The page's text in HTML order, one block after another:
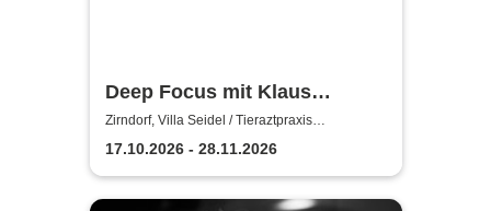
Deep Focus mit Klaus
Schuster
Zirndorf, Villa Seidel / Tieraztpraxis
Stocksmeier
17.10.2026 - 28.11.2026